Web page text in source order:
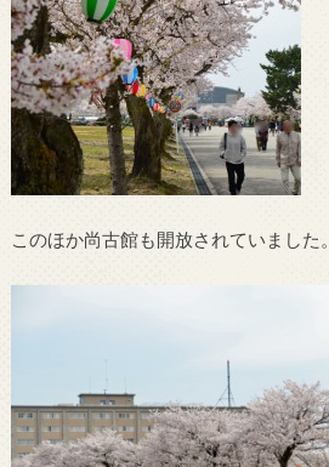
このほか尚古館も開放されていました。